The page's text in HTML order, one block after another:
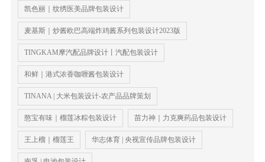
凯色丽｜纹绣医美品牌包装设计
麦基斯｜炒酱欧巴高端炸鸡酱系列包装设计2023版
TINGKAM摩汽配品牌设计丨汽配包装设计
和鲜｜港式浓香咖喱酱包装设计
TINANA | 大米包装设计-农产品品牌策划
憨宝有味｜榴莲冰粽包装设计 苗力神｜力克爽药品包装设计
王上榴｜榴莲王 华志体育 | 央视宣传品牌包装设计